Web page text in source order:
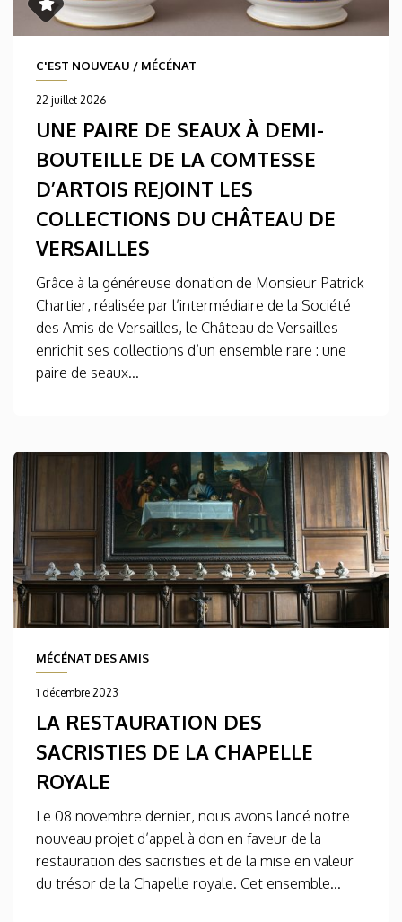
C'EST NOUVEAU / MÉCÉNAT
22 juillet 2026
UNE PAIRE DE SEAUX À DEMI-
BOUTEILLE DE LA COMTESSE
D’ARTOIS REJOINT LES
COLLECTIONS DU CHÂTEAU DE
VERSAILLES
Grâce à la généreuse donation de Monsieur Patrick
Chartier, réalisée par l’intermédiaire de la Société
des Amis de Versailles, le Château de Versailles
enrichit ses collections d’un ensemble rare : une
paire de seaux...
MÉCÉNAT DES AMIS
1 décembre 2023
LA RESTAURATION DES
SACRISTIES DE LA CHAPELLE
ROYALE
Le 08 novembre dernier, nous avons lancé notre
nouveau projet d’appel à don en faveur de la
restauration des sacristies et de la mise en valeur
du trésor de la Chapelle royale. Cet ensemble...